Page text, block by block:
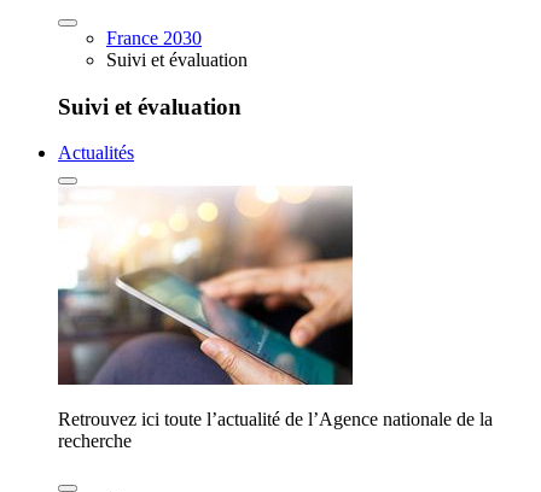
France 2030
Suivi et évaluation
Suivi et évaluation
Actualités
Retrouvez ici toute l’actualité de l’Agence nationale de la
recherche